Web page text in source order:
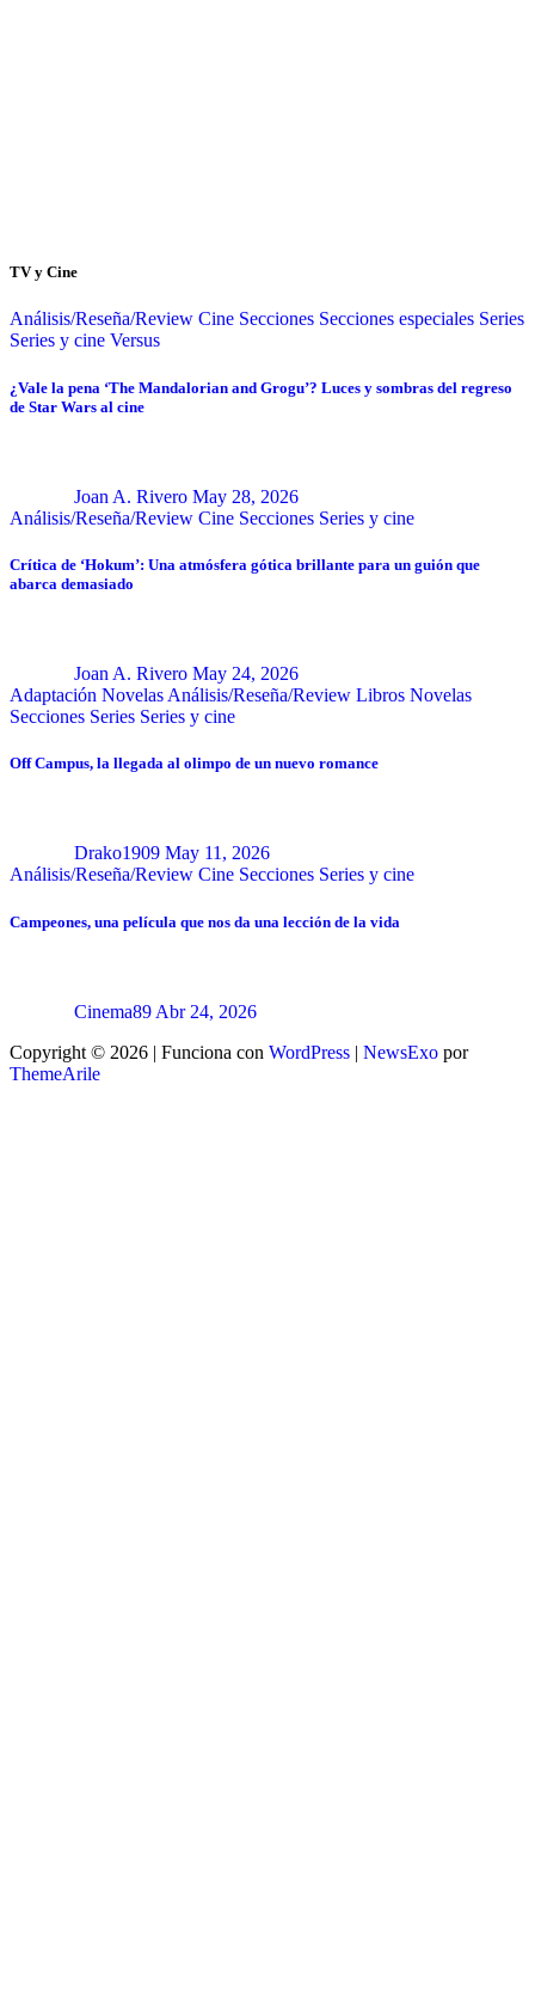
TV y Cine
Análisis/Reseña/Review Cine Secciones Secciones especiales Series
Series y cine Versus
¿Vale la pena ‘The Mandalorian and Grogu’? Luces y sombras del regreso
de Star Wars al cine
Joan A. Rivero May 28, 2026
Análisis/Reseña/Review Cine Secciones Series y cine
Crítica de ‘Hokum’: Una atmósfera gótica brillante para un guión que
abarca demasiado
Joan A. Rivero May 24, 2026
Adaptación Novelas Análisis/Reseña/Review Libros Novelas
Secciones Series Series y cine
Off Campus, la llegada al olimpo de un nuevo romance
Drako1909 May 11, 2026
Análisis/Reseña/Review Cine Secciones Series y cine
Campeones, una película que nos da una lección de la vida
Cinema89 Abr 24, 2026
Copyright © 2026 | Funciona con WordPress | NewsExo por
ThemeArile